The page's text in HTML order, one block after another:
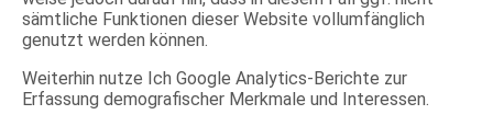
sämtliche Funktionen dieser Website vollumfänglich
genutzt werden können.
Weiterhin nutze Ich Google Analytics-Berichte zur
Erfassung demografischer Merkmale und Interessen.